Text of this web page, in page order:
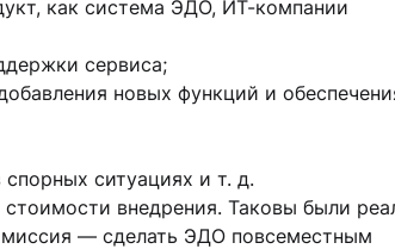
как система ЭДО, ИТ-компании
сервиса;
новых функций и
ситуациях и т. д.
внедрения. Таковы были
— сделать ЭДО повсеместным